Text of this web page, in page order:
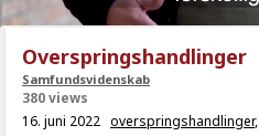
Overspringshandlinger
Samfundsvidenskab
380 views
16. juni 2022 overspringshandlinger,